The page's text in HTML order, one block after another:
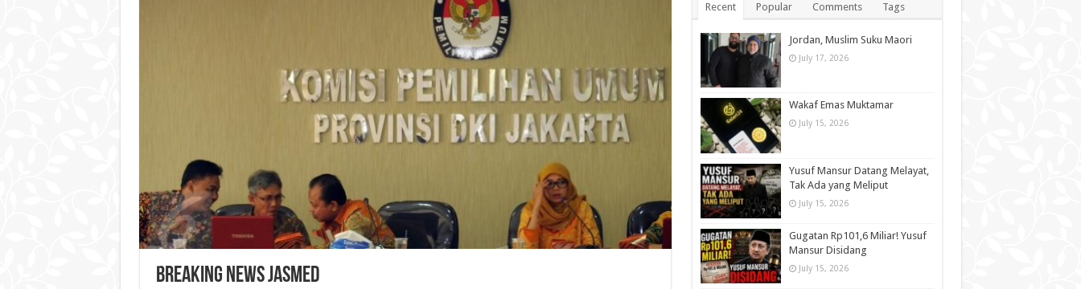
BREAKING NEWS JASMED
Recent Popular Comments Tags
Jordan, Muslim Suku Maori
July 17, 2026
Wakaf Emas Muktamar
July 15, 2026
Yusuf Mansur Datang Melayat,
Tak Ada yang Meliput
July 15, 2026
Gugatan Rp101,6 Miliar! Yusuf
Mansur Disidang
July 15, 2026